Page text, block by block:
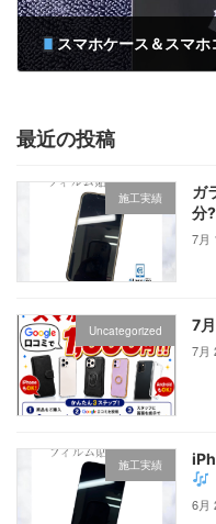
スマホケース＆スマホ
最近の投稿
施工実績
ガ
分
7月
Uncategorized 7
7月
施工実績
6月